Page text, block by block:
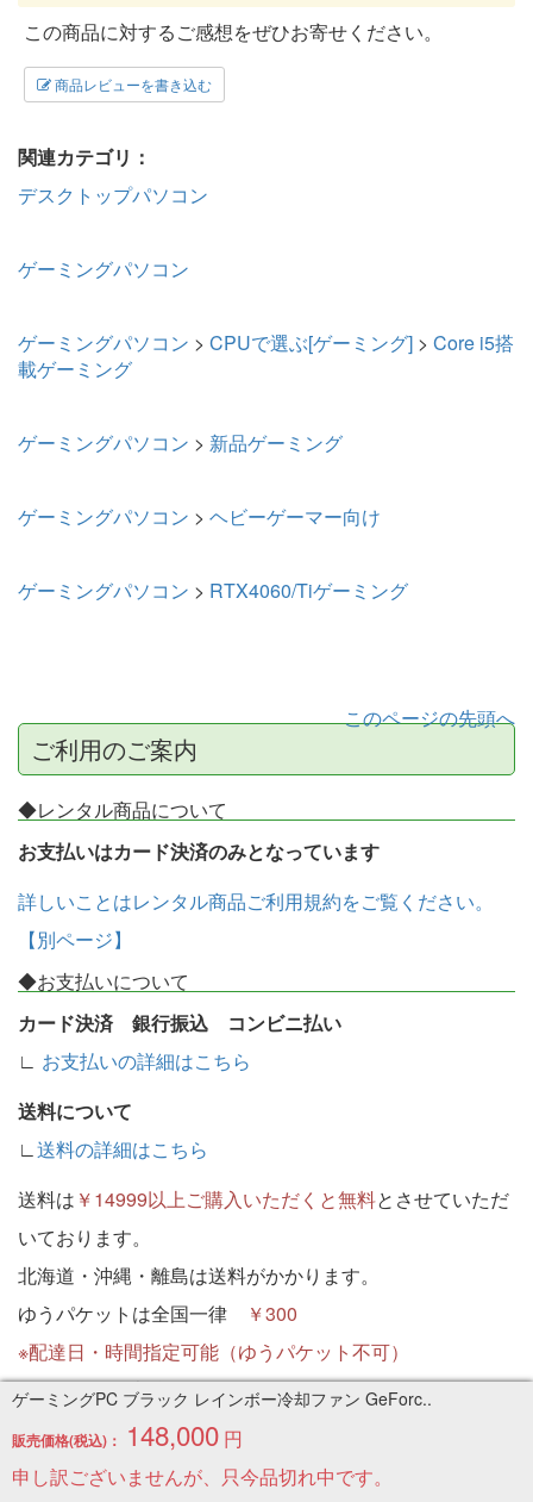
ゲーミングPC ブラック レインボー冷却ファン GeForc..
販売価格(税込)： 148,000 円
申し訳ございませんが、只今品切れ中です。
この商品に対するご感想をぜひお寄せください。
商品レビューを書き込む
関連カテゴリ：
デスクトップパソコン
ゲーミングパソコン
ゲーミングパソコン > CPUで選ぶ[ゲーミング] > Core i5搭
載ゲーミング
ゲーミングパソコン > 新品ゲーミング
ゲーミングパソコン > ヘビーゲーマー向け
ゲーミングパソコン > RTX4060/Tiゲーミング
このページの先頭へ
ご利用のご案内
◆レンタル商品について
お支払いはカード決済のみとなっています
詳しいことはレンタル商品ご利用規約をご覧ください。
【別ページ】
◆お支払いについて
カード決済 銀行振込 コンビニ払い
∟ お支払いの詳細はこちら
送料について
∟送料の詳細はこちら
送料は ￥14999以上ご購入いただくと無料とさせていただ
いております。
北海道・沖縄・離島は送料がかかります。
ゆうパケットは全国一律
￥300
※配達日・時間指定可能（ゆうパケット不可）
現在システム都合で選択できませんがその他お問い合わせ
の欄にご記入ください。
◆配送について